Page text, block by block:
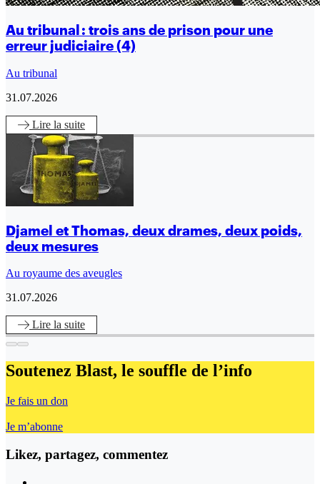
Au tribunal : trois ans de prison pour une
erreur judiciaire (4)
Au tribunal
31.07.2026
Lire la suite
Djamel et Thomas, deux drames, deux poids,
deux mesures
Au royaume des aveugles
31.07.2026
Lire la suite
Soutenez Blast, le souffle de l’info
Je fais un don
Je m’abonne
Likez, partagez, commentez